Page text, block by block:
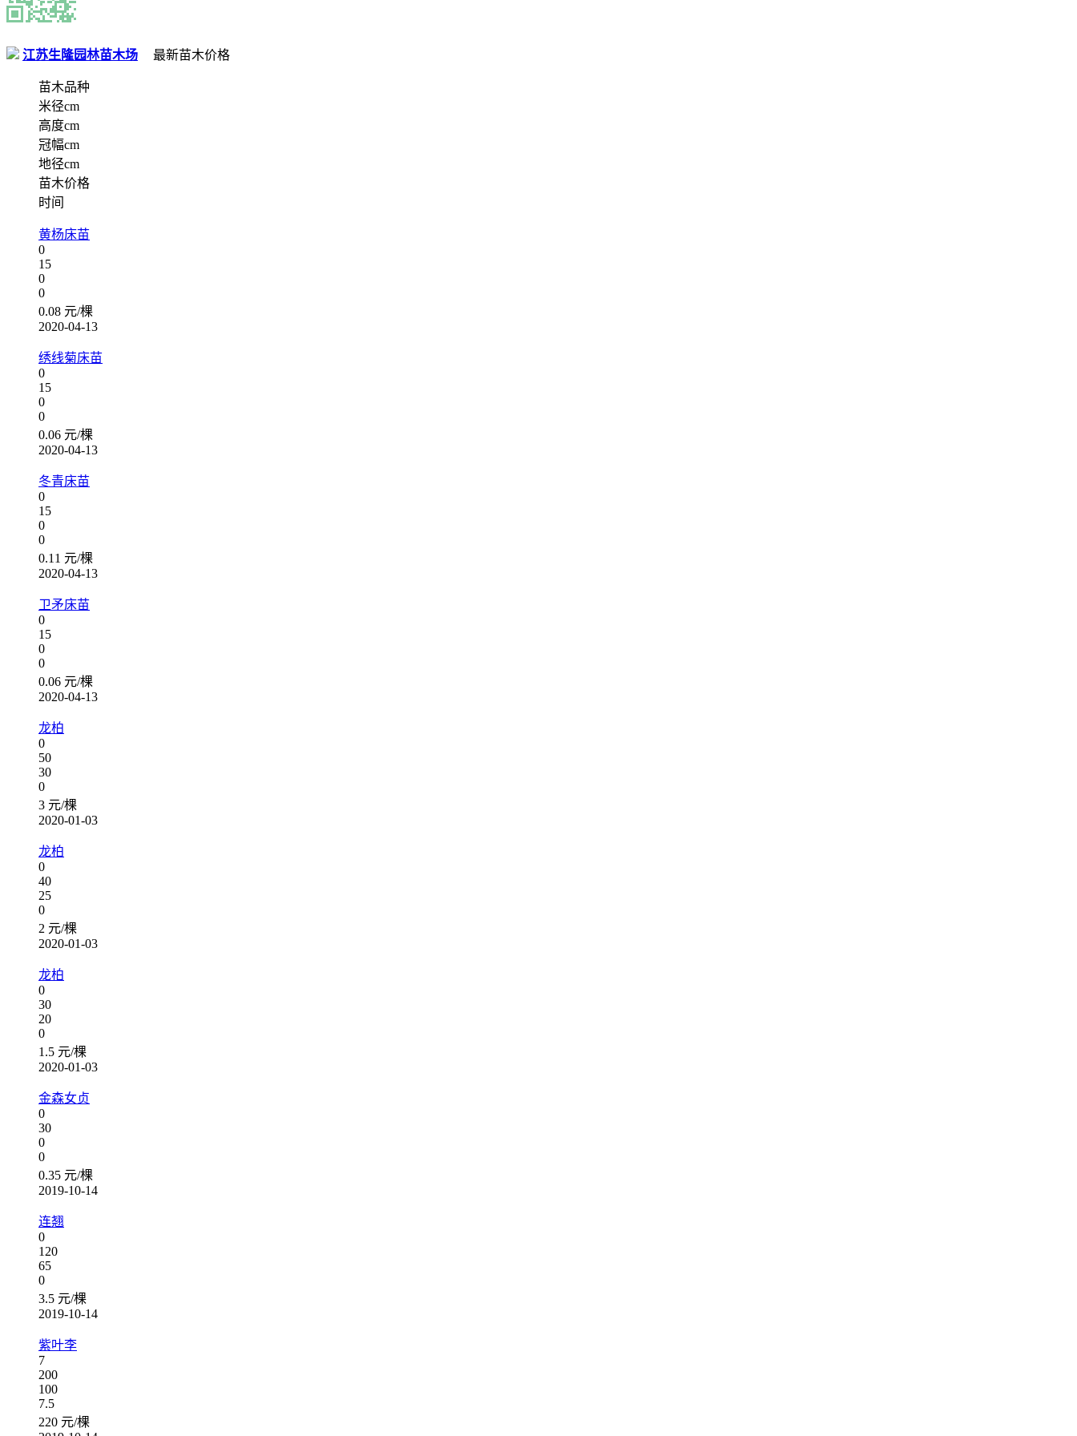
江苏生隆园林苗木场 最新苗木价格
苗木品种
米径cm
高度cm
冠幅cm
地径cm
苗木价格
时间
黄杨床苗
0
15
0
0
0.08 元/棵
2020-04-13
绣线菊床苗
0
15
0
0
0.06 元/棵
2020-04-13
冬青床苗
0
15
0
0
0.11 元/棵
2020-04-13
卫矛床苗
0
15
0
0
0.06 元/棵
2020-04-13
龙柏
0
50
30
0
3 元/棵
2020-01-03
龙柏
0
40
25
0
2 元/棵
2020-01-03
龙柏
0
30
20
0
1.5 元/棵
2020-01-03
金森女贞
0
30
0
0
0.35 元/棵
2019-10-14
连翘
0
120
65
0
3.5 元/棵
2019-10-14
紫叶李
7
200
100
7.5
220 元/棵